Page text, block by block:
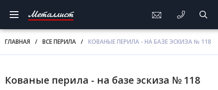
Металлист
ГЛАВНАЯ / ВСЕ ПЕРИЛА / КОВАНЫЕ ПЕРИЛА - НА БАЗЕ ЭСКИЗА № 118
Кованые перила - на базе эскиза № 118